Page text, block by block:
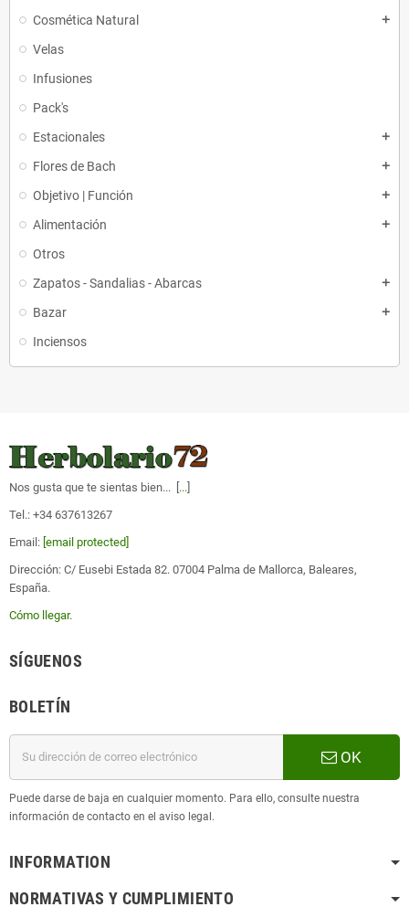
Cosmética Natural add
Velas
Infusiones
Pack's
Estacionales
add
Flores de Bach add
Objetivo | Función add
Alimentación add
Otros
Zapatos - Sandalias - Abarcas
add
Bazar add
Inciensos
Nos gusta que te sientas bien... [ ...
Tel.: +34 637613267
Email: [email protected]
Dirección: C/ Eusebi Estada 82. 07004 Palma de Mallorca, Baleares,
España.
Cómo llegar.
SÍGUENOS
BOLETÍN
OK
Puede darse de baja en cualquier momento. Para ello, consulte nuestra
información de contacto en el aviso legal.
INFORMATION
NORMATIVAS Y CUMPLIMIENTO